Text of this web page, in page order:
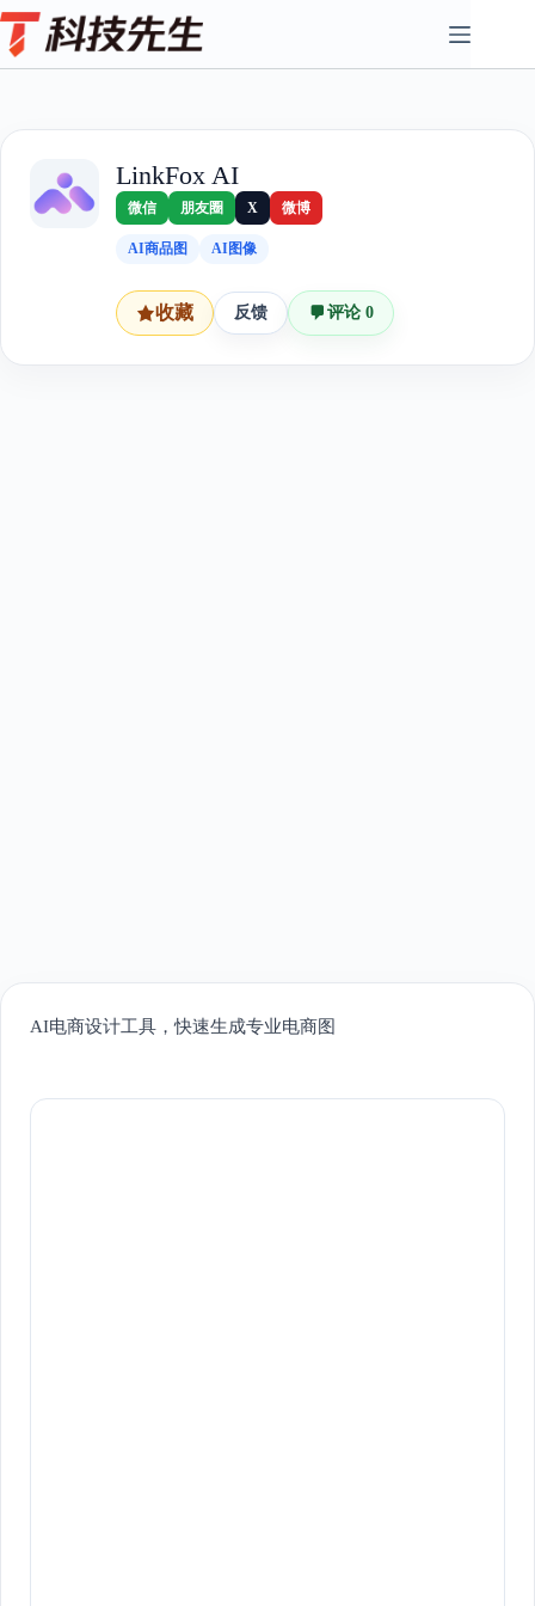
Skip
to
content
LinkFox AI
微信 朋友圈 X 微博
AI商品图 AI图像
收藏 反馈 评论 0
AI电商设计工具，快速生成专业电商图